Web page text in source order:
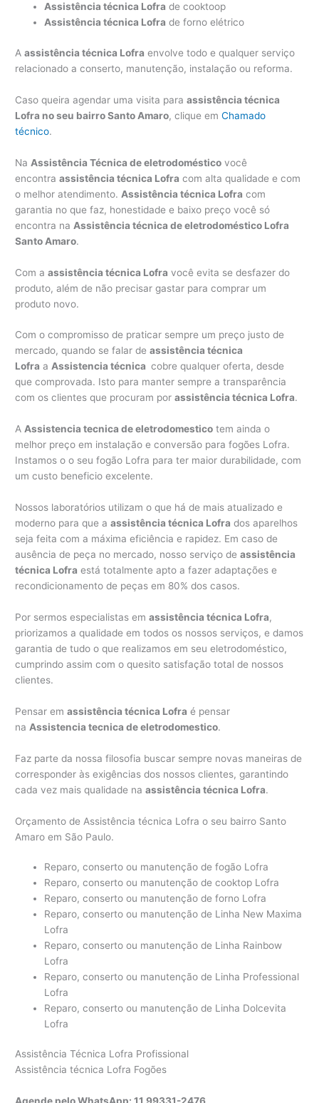
Assistência técnica Lofra de cooktoop
Assistência técnica Lofra de forno elétrico
Aassistência técnica Lofra envolve todo e qualquer serviço
relacionado a conserto, manutenção, instalação ou reforma.
Caso queira agendar uma visita paraassistência técnica
Lofra no seu bairro Santo Amaro, clique emChamado
técnico.
Na Assistência Técnica de eletrodoméstico você
encontraassistência técnica Lofra com alta qualidade e com
o melhor atendimento. Assistência técnica Lofra com
garantia no que faz, honestidade e baixo preço você só
encontra na Assistência técnica de eletrodoméstico Lofra
Santo Amaro.
Com aassistência técnica Lofra você evita se desfazer do
produto, além de não precisar gastar para comprar um
produto novo.
Com o compromisso de praticar sempre um preço justo de
mercado, quando se falar deassistência técnica
Lofra aAssistencia técnica cobre qualquer oferta, desde
que comprovada. Isto para manter sempre a transparência
com os clientes que procuram porassistência técnica Lofra.
AAssistencia tecnica de eletrodomestico tem ainda o
melhor preço em instalação e conversão para fogões Lofra.
Instamos o o seu fogão Lofra para ter maior durabilidade, com
um custo beneficio excelente.
Nossos laboratórios utilizam o que há de mais atualizado e
moderno para que aassistência técnica Lofra dos aparelhos
seja feita com a máxima eficiência e rapidez. Em caso de
ausência de peça no mercado, nosso serviço deassistência
técnica Lofra está totalmente apto a fazer adaptações e
recondicionamento de peças em 80% dos casos.
Por sermos especialistas emassistência técnica Lofra,
priorizamos a qualidade em todos os nossos serviços, e damos
garantia de tudo o que realizamos em seu eletrodoméstico,
cumprindo assim com o quesito satisfação total de nossos
clientes.
Pensar emassistência técnica Lofra é pensar
na Assistencia tecnica de eletrodomestico.
Faz parte da nossa filosofia buscar sempre novas maneiras de
corresponder às exigências dos nossos clientes, garantindo
cada vez mais qualidade naassistência técnica Lofra.
Orçamento de Assistência técnica Lofra o seu bairro Santo
Amaro em São Paulo.
Reparo, conserto ou manutenção de fogão Lofra
Reparo, conserto ou manutenção de cooktop Lofra
Reparo, conserto ou manutenção de forno Lofra
Reparo, conserto ou manutenção de Linha New Maxima
Lofra
Reparo, conserto ou manutenção de Linha Rainbow
Lofra
Reparo, conserto ou manutenção de Linha Professional
Lofra
Reparo, conserto ou manutenção de Linha Dolcevita
Lofra
Assistência Técnica Lofra Profissional
Assistência técnica Lofra Fogões